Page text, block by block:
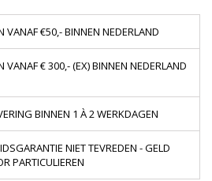
VANAF €50,- BINNEN NEDERLAND
VANAF € 300,- (EX) BINNEN NEDERLAND
BINNEN 1 À 2 WERKDAGEN
NIET TEVREDEN - GELD
PARTICULIEREN